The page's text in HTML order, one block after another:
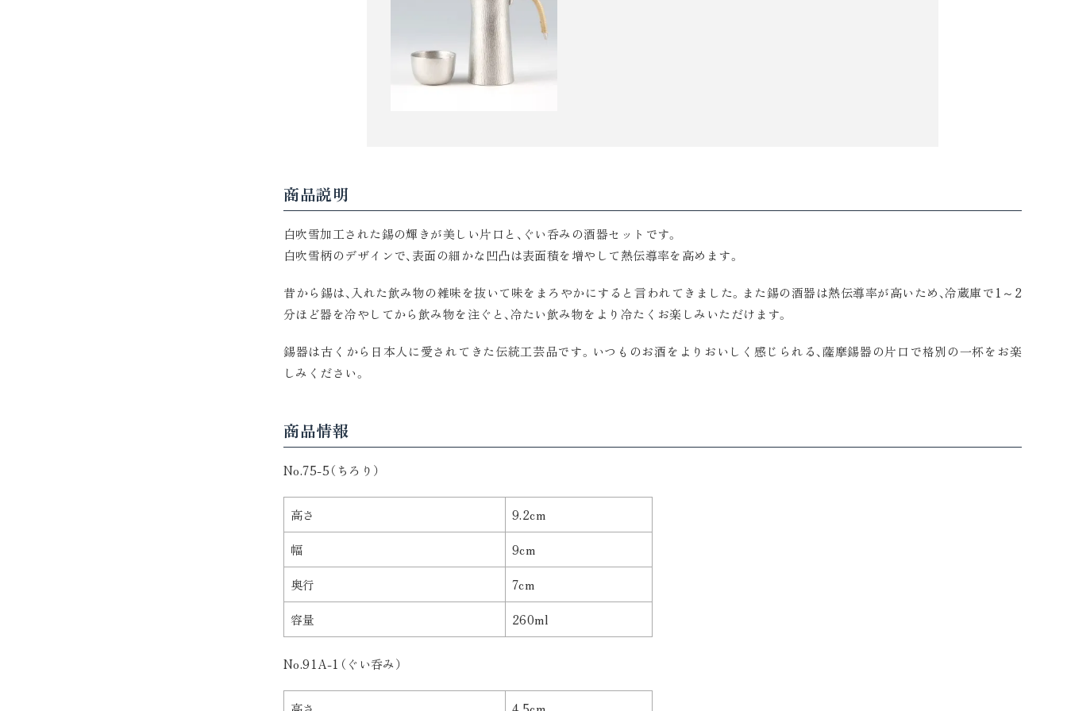
商品説明
白吹雪加工された錫の輝きが美しい片口と、ぐい呑みの酒器セットです。
白吹雪柄のデザインで、表面の細かな凹凸は表面積を増やして熱伝導率を高めます。
昔から錫は、入れた飲み物の雑味を抜いて味をまろやかにすると言われてきました。また錫の酒器は熱伝導率が高いため、冷蔵庫で1～2
分ほど器を冷やしてから飲み物を注ぐと、冷たい飲み物をより冷たくお楽しみいただけます。
錫器は古くから日本人に愛されてきた伝統工芸品です。いつものお酒をよりおいしく感じられる、薩摩錫器の片口で格別の一杯をお楽
しみください。
商品情報
No.75-5（ちろり）
高さ 9.2cm
幅 9cm
奥行 7cm
容量 260ml
No.91A-1（ぐい呑み）